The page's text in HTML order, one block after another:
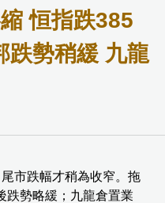
恒指跌385
跌勢稍緩 九龍
市跌幅才稍為收窄。拖
跌勢略緩；九龍倉置業